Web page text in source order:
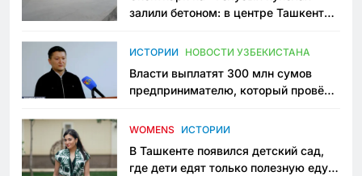
залили бетоном: в центре Ташкента
пространство
ИСТОРИИ НОВОСТИ УЗБЕКИСТАНА
Власти выплатят 300 млн сумов
предпринимателю, который провёл
приговору
WOMENS ИСТОРИИ
В Ташкенте появился детский сад,
где дети едят только полезную еду.